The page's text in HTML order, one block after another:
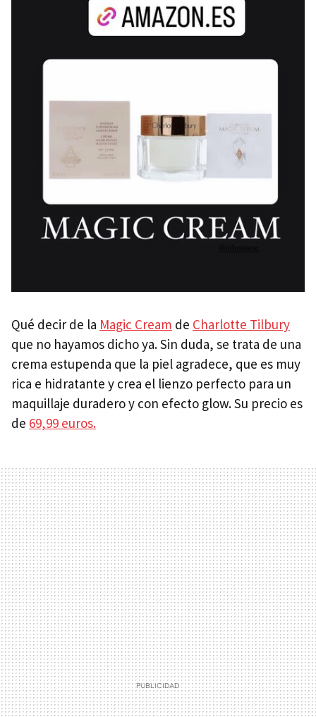
Qué decir de la Magic Cream de Charlotte Tilbury
que no hayamos dicho ya. Sin duda, se trata de una
crema estupenda que la piel agradece, que es muy
rica e hidratante y crea el lienzo perfecto para un
maquillaje duradero y con efecto glow. Su precio es
de 69,99 euros.